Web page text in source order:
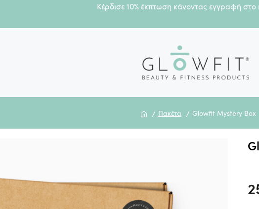
Κέρδισε 10% έκπτωση κάνοντας εγγραφή
Πακέτα Glowfit Mystery Box